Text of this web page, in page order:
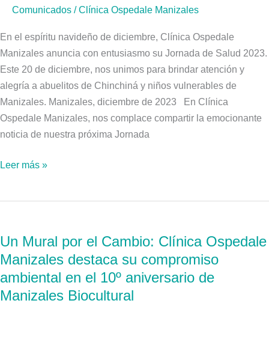
Comunicados /Clínica Ospedale Manizales
En el espíritu navideño de diciembre, Clínica Ospedale
Manizales anuncia con entusiasmo su Jornada de Salud 2023.
Este 20 de diciembre, nos unimos para brindar atención y
alegría a abuelitos de Chinchiná y niños vulnerables de
Manizales. Manizales, diciembre de 2023 En Clínica
Ospedale Manizales, nos complace compartir la emocionante
noticia de nuestra próxima Jornada
lanza
jornada
de
salud
para
abuelitos
y
niños
diciembre
Leer más »
Un Mural por el Cambio: Clínica Ospedale
Manizales destaca su compromiso
ambiental en el 10º aniversario de
Manizales Biocultural
por
el
Cambio:
Clínica